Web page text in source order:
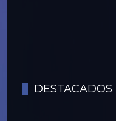
DESTACADOS